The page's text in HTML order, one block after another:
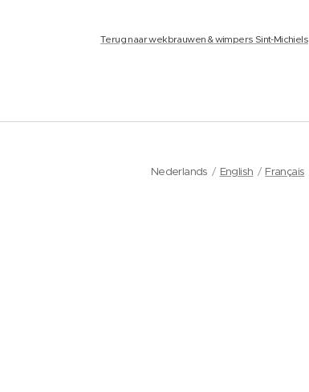
Terug naar wekbrauwen & wimpers Sint-Michiels
Nederlands
English Français